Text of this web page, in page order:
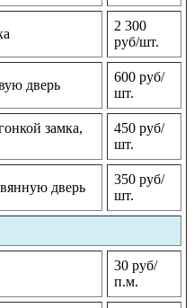
2 300
руб/шт.
дверь
600 руб/
шт.
замка,
450 руб/
шт.
дверь
350 руб/
шт.
30 руб/
п.м.